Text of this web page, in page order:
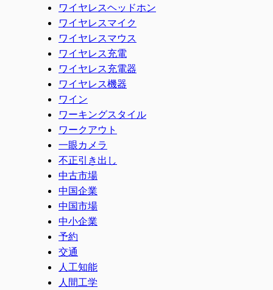
ワイヤレスヘッドホン
ワイヤレスマイク
ワイヤレスマウス
ワイヤレス充電
ワイヤレス充電器
ワイヤレス機器
ワイン
ワーキングスタイル
ワークアウト
一眼カメラ
不正引き出し
中古市場
中国企業
中国市場
中小企業
予約
交通
人工知能
人間工学